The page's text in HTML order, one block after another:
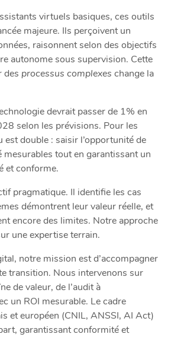
virtuels basiques, ces outils
majeure. Ils perçoivent un
raisonnent selon des objectifs
autonome sous supervision. Cette
des processus complexes change la
devrait passer de 1% en
selon les prévisions. Pour les
est double : saisir l’opportunité de
tout en garantissant un
et conforme.
pragmatique. Il identifie les cas
démontrent leur valeur réelle, et
encore des limites. Notre approche
une expertise terrain.
notre mission est d’accompagner
transition. Nous intervenons sur
de valeur, de l’audit à
un ROI mesurable. Le cadre
et européen (CNIL, ANSSI, AI Act)
garantissant conformité et